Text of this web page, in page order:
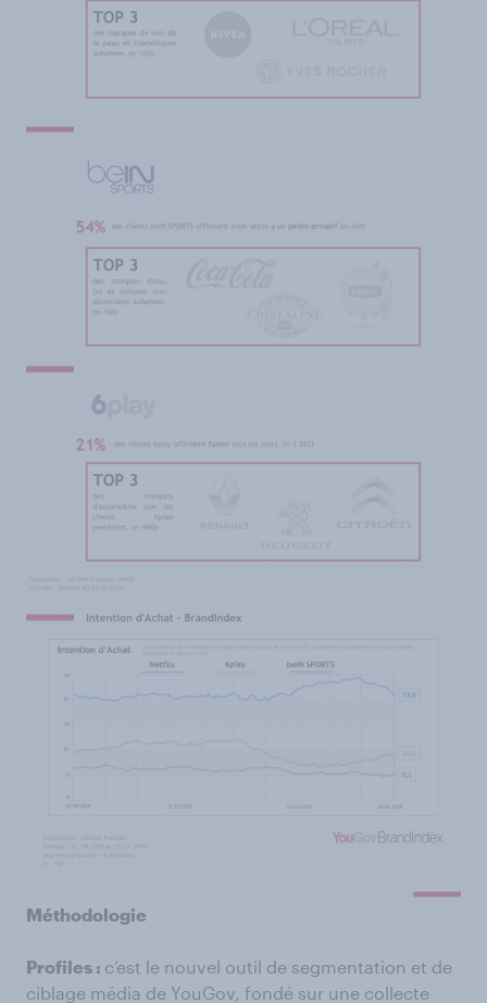
Méthodologie
Profiles : c’est le nouvel outil de segmentation et de
ciblage média de YouGov, fondé sur une collecte